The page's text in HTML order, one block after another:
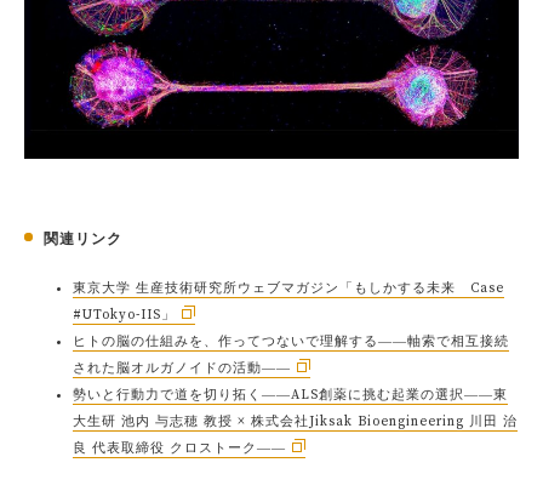
関連リンク
東京大学 生産技術研究所ウェブマガジン「もしかする未来 Case
#UTokyo-IIS」
ヒトの脳の仕組みを、作ってつないで理解する――軸索で相互接続
された脳オルガノイドの活動――
勢いと行動力で道を切り拓く――ALS創薬に挑む起業の選択――東
大生研 池内 与志穂 教授 × 株式会社Jiksak Bioengineering 川田 治
良 代表取締役 クロストーク――